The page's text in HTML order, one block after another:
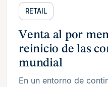
RETAIL
Venta al por
reinicio de las
mundial
En un entorno de